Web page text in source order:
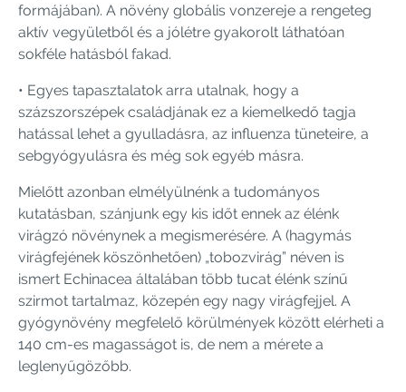
formájában). A növény globális vonzereje a rengeteg
aktív vegyületből és a jólétre gyakorolt ​​láthatóan
sokféle hatásból fakad.
• Egyes tapasztalatok arra utalnak, hogy a
százszorszépek családjának ez a kiemelkedő tagja
hatással lehet a gyulladásra, az influenza tüneteire, a
sebgyógyulásra és még sok egyéb másra.
Mielőtt azonban elmélyülnénk a tudományos
kutatásban, szánjunk egy kis időt ennek az élénk
virágzó növénynek a megismerésére. A (hagymás
virágfejének köszönhetően) „tobozvirág” néven is
ismert Echinacea általában több tucat élénk színű
szirmot tartalmaz, közepén egy nagy virágfejjel. A
gyógynövény megfelelő körülmények között elérheti a
140 cm-es magasságot is, de nem a mérete a
leglenyűgözőbb.